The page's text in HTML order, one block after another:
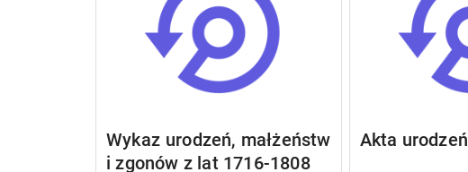
Wykaz urodzeń, małżeństw
i zgonów z lat 1716-1808
Akta urodzeń